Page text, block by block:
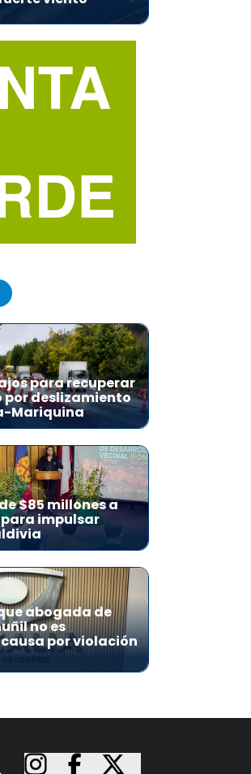
para recuperar
deslizamiento
Mariquina
$85 millones a
impulsar
abogada de
no es
por violación